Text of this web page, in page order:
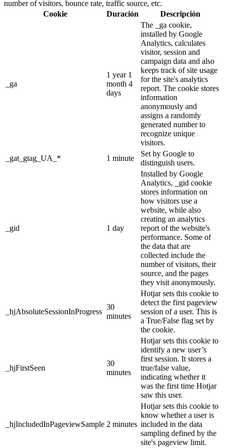
number of visitors, bounce rate, traffic source, etc.
Cookie
Duración Descripción
_ga
1 year 1
month 4
days
The _ga cookie,
installed by Google
Analytics, calculates
visitor, session and
campaign data and also
keeps track of site usage
for the site's analytics
report. The cookie stores
information
anonymously and
assigns a randomly
generated number to
recognize unique
visitors.
_gat_gtag_UA_*
1 minute
Set by Google to
distinguish users.
_gid 1 day
Installed by Google
Analytics, _gid cookie
stores information on
how visitors use a
website, while also
creating an analytics
report of the website's
performance. Some of
the data that are
collected include the
number of visitors, their
source, and the pages
they visit anonymously.
_hjAbsoluteSessionInProgress
30
minutes
Hotjar sets this cookie to
detect the first pageview
session of a user. This is
a True/False flag set by
the cookie.
_hjFirstSeen
30
minutes
Hotjar sets this cookie to
identify a new user’s
first session. It stores a
true/false value,
indicating whether it
was the first time Hotjar
saw this user.
_hjIncludedInPageviewSample 2 minutes
Hotjar sets this cookie to
know whether a user is
included in the data
sampling defined by the
site's pageview limit.